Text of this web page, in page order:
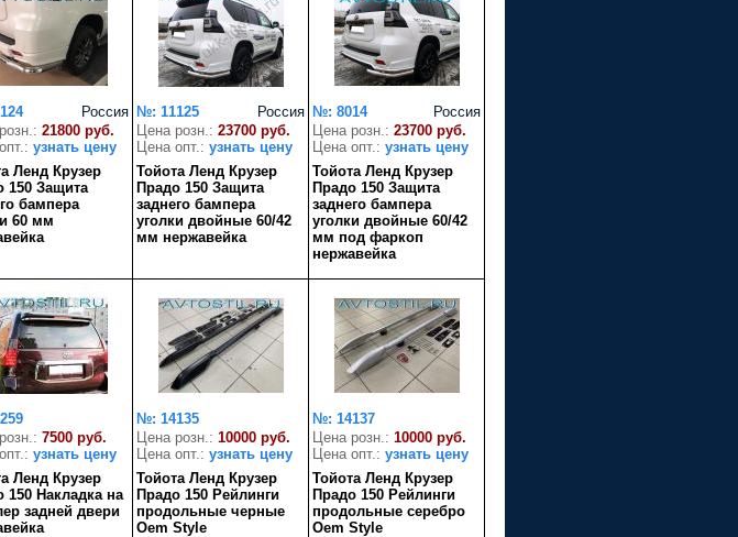
Россия
21800 руб.
узнать цену
Ленд Крузер
150 Защита
бампера
60 мм
Россия
№: 11125
Цена розн.: 23700 руб.
Цена опт.: узнать цену
Тойота Ленд Крузер
Прадо 150 Защита
заднего бампера
уголки двойные 60/42
мм нержавейка
Россия
№: 8014
Цена розн.: 23700 руб.
Цена опт.: узнать цену
Тойота Ленд Крузер
Прадо 150 Защита
заднего бампера
уголки двойные 60/42
мм под фаркоп
нержавейка
7500 руб.
узнать цену
Ленд Крузер
150 Накладка на
задней двери
№: 14135
Цена розн.: 10000 руб.
Цена опт.: узнать цену
Тойота Ленд Крузер
Прадо 150 Рейлинги
продольные черные
Oem Style
№: 14137
Цена розн.: 10000 руб.
Цена опт.: узнать цену
Тойота Ленд Крузер
Прадо 150 Рейлинги
продольные серебро
Oem Style